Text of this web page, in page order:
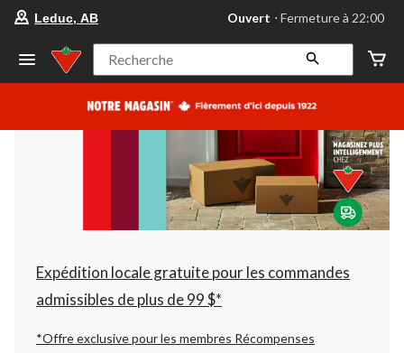
votre
préféré
Leduc,
AB,
courament
Fermeture
à
22:00
cliquer
pour
changer
Leduc, AB Ouvert ⋅ Fermeture à 22:00
Recherche
Expédition locale gratuite pour les commandes
admissibles de plus de 99 $*
*Offre exclusive pour les membres Récompenses